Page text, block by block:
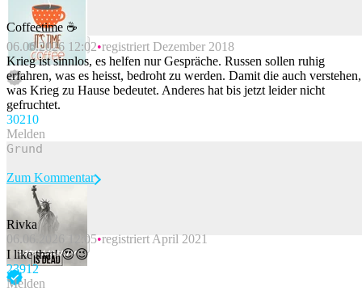
Beitrag melden
Coffeetime ☕
06.06.2026 12:02 registriert Dezember 2018
Krieg ist sinnlos, es helfen nur Gespräche. Russen sollen ruhig
erfahren, was es heisst, bedroht zu werden. Damit die auch verstehen,
was Krieg zu Hause bedeutet. Anderes hat bis jetzt leider nicht
gefruchtet.
30210
Melden
Beitrag melden
Zum Kommentar
Rivka
06.06.2026 12:05 registriert April 2021
I like that! 😍😉
23912
Melden